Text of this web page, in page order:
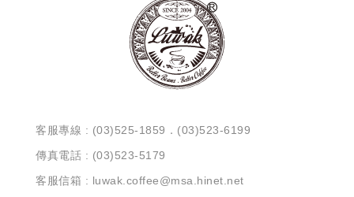
客服專線 : (03)525-1859．(03)523-6199
傳真電話 : (03)523-5179
客服信箱 : luwak.coffee@msa.hinet.net